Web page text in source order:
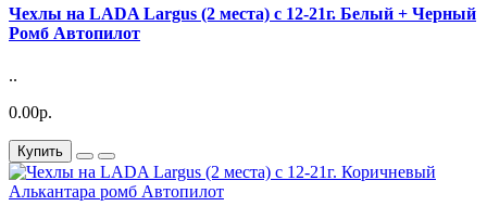
Чехлы на LADA Largus (2 места) c 12-21г. Белый + Черный
Ромб Автопилот
..
0.00р.
Купить